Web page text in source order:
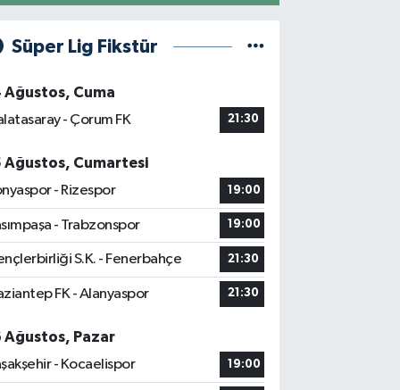
Süper Lig Fikstür
Ağustos, Cuma
- Çorum FK
21:30
Ağustos, Cumartesi
- Rizespor
19:00
- Trabzonspor 19:00
S.K. - Fenerbahçe 21:30
FK - Alanyaspor 21:30
Ağustos, Pazar
- Kocaelispor
19:00